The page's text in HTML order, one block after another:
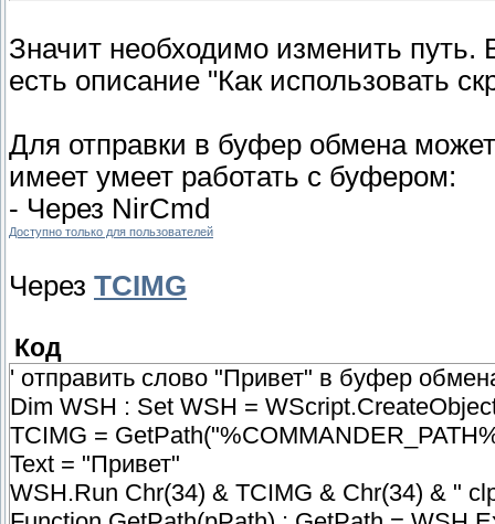
Значит необходимо изменить
есть описание "Как использовать
Для отправки в буфер обмена
имеет умеет работать с буфером:
- Через NirCmd
Доступно только для пользователей
Через TCIMG
Код
' отправить слово "Привет" в буфер
Dim WSH : Set WSH =
TCIMG =
Text = "Привет"
WSH.Run Chr(34) & TCIMG & Chr(34) & "